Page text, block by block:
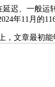
、一般运
年11月的
文章最初